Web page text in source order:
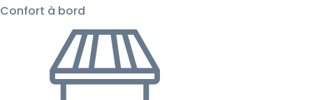
Confort à bord